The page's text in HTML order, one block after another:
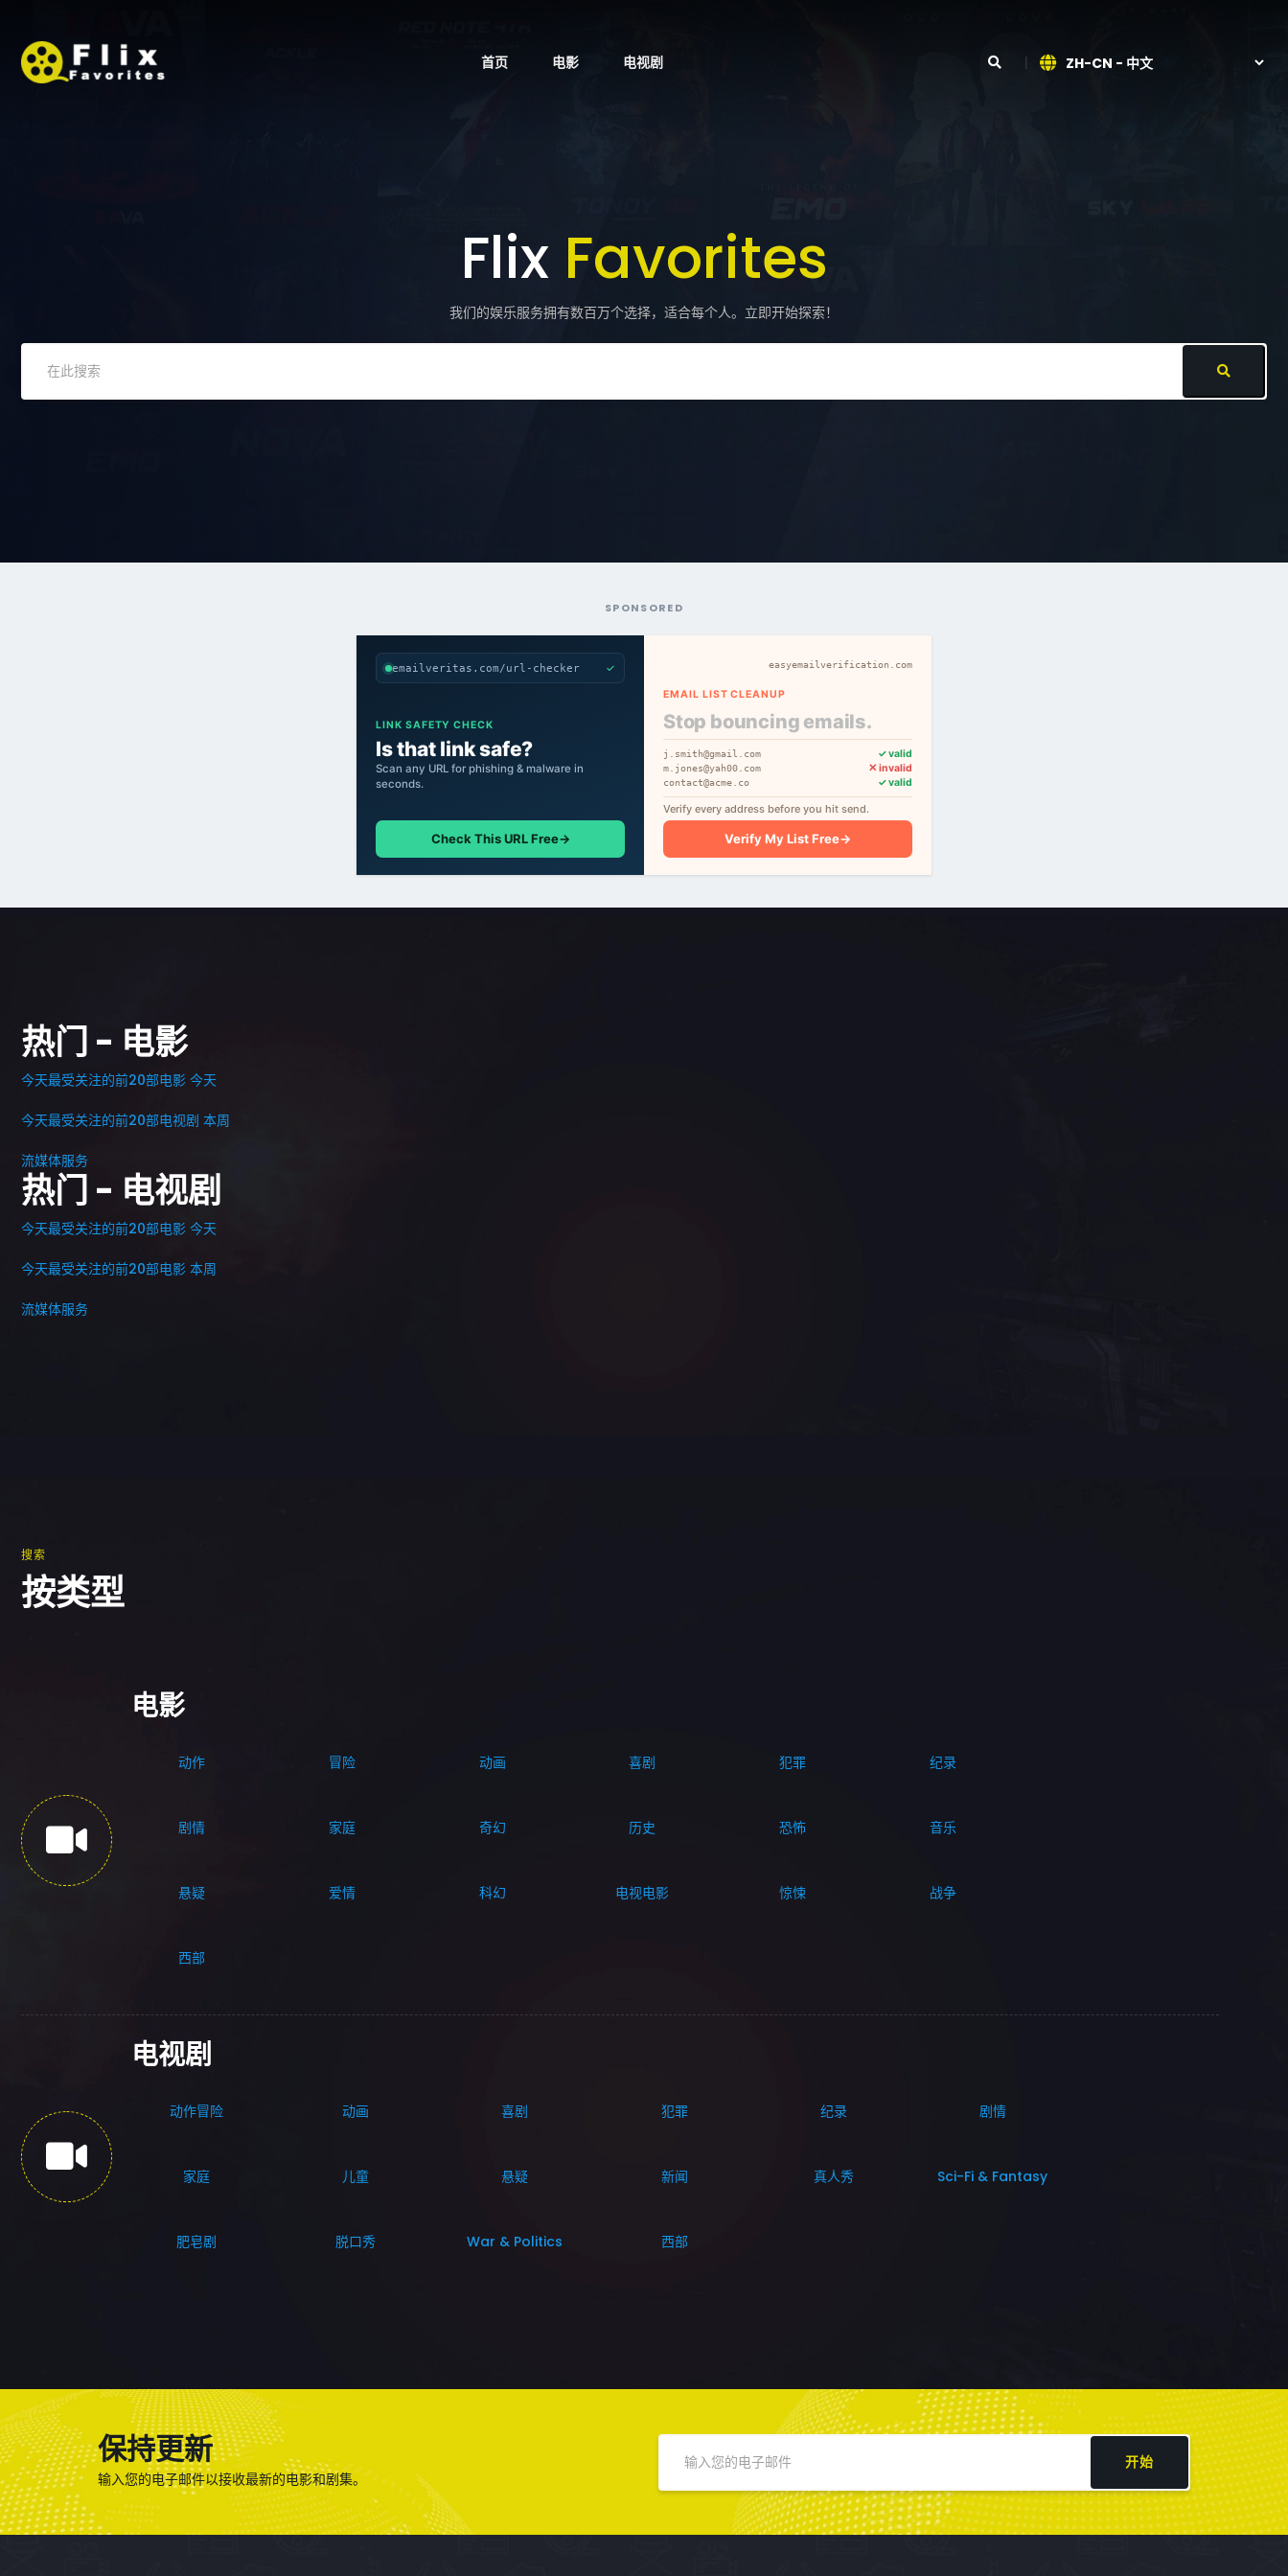
首页 电影 电视剧
Flix Favorites
我们的娱乐服务拥有数百万个选择，适合每个人。立即开始探索！
SPONSORED
emailveritas.com/url-checker ✓
LINK SAFETY CHECK
Is that link safe?
Scan any URL for phishing & malware in
seconds.
Check This URL Free→
easyemailverification.com
EMAIL LIST CLEANUP
Stop bouncing emails.
j.smith@gmail.com ✓ valid
m.jones@yah00.com ✕ invalid
contact@acme.co ✓ valid
Verify every address before you hit send.
Verify My List Free→
热门 - 电影
今天最受关注的前20部电影 今天
今天最受关注的前20部电视剧 本周
流媒体服务
热门 - 电视剧
今天最受关注的前20部电影 今天
今天最受关注的前20部电影 本周
流媒体服务
搜索
按类型
电影
动作 冒险 动画 喜剧 犯罪 纪录
剧情 家庭 奇幻 历史 恐怖 音乐
悬疑 爱情 科幻 电视电影 惊悚 战争
西部
电视剧
动作冒险 动画 喜剧 犯罪 纪录 剧情
家庭 儿童 悬疑 新闻 真人秀 Sci-Fi & Fantasy
肥皂剧 脱口秀 War & Politics 西部
保持更新
输入您的电子邮件以接收最新的电影和剧集。
开始